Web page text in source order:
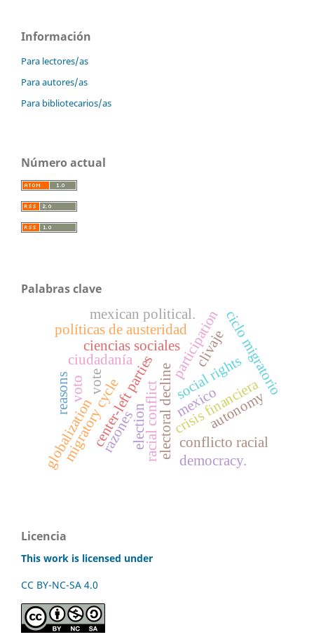
Información
Para lectores/as
Para autores/as
Para bibliotecarios/as
Número actual
Palabras clave
ciencias socialesparticipation
center-left partieselectoral declinecrisis financiera
políticas de austeridad
racial conflict
migratory cycle
globalization conflicto racial
ciclo migratorio
social rights
election
razones
voto
reasons vote
mexico
ciudadanía clivaje
mexican political.
autonomy
democracy.
Licencia
This work is licensed under
CC BY-NC-SA 4.0